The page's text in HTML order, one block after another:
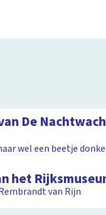
De
wel een beetje
het
van Rijn